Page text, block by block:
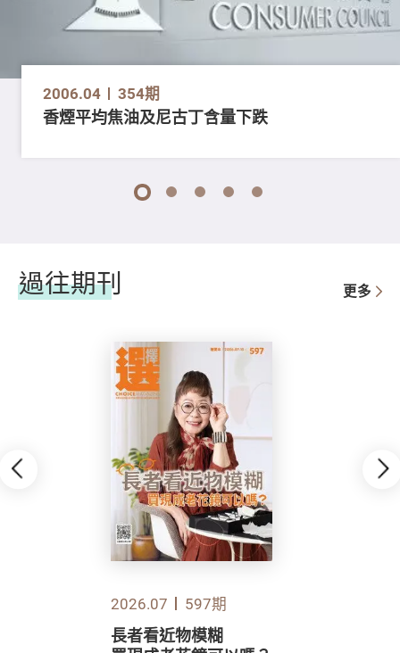
2006.04 354期
香煙平均焦油及尼古丁含量下跌
1 2 3 4 5
過往期刊 更多
2026.07 597期
長者看近物模糊